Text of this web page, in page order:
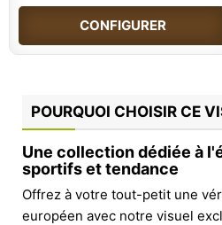
CONFIGURER
POURQUOI CHOISIR CE
Une collection dédiée à l'
sportifs et tendance
Offrez à votre tout-petit une
européen avec notre visuel